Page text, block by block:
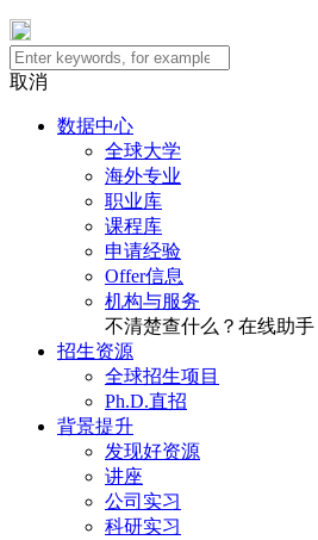
取消
数据中心
全球大学
海外专业
职业库
课程库
申请经验
Offer信息
机构与服务
不清楚查什么？在线助手
招生资源
全球招生项目
Ph.D.直招
背景提升
发现好资源
讲座
公司实习
科研实习